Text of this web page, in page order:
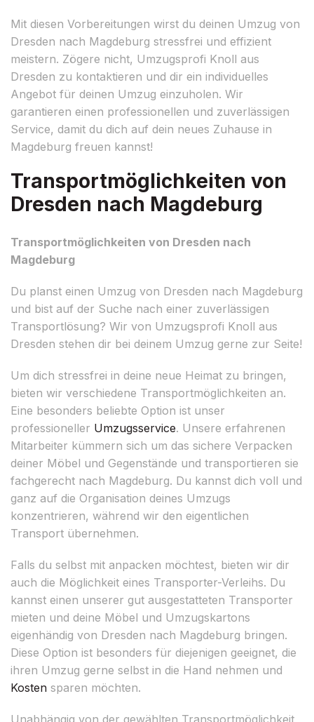
Mit diesen Vorbereitungen wirst du deinen Umzug von
Dresden nach Magdeburg stressfrei und effizient
meistern. Zögere nicht, Umzugsprofi Knoll aus
Dresden zu kontaktieren und dir ein individuelles
Angebot für deinen Umzug einzuholen. Wir
garantieren einen professionellen und zuverlässigen
Service, damit du dich auf dein neues Zuhause in
Magdeburg freuen kannst!
Transportmöglichkeiten von
Dresden nach Magdeburg
Transportmöglichkeiten von Dresden nach
Magdeburg
Du planst einen Umzug von Dresden nach Magdeburg
und bist auf der Suche nach einer zuverlässigen
Transportlösung? Wir von Umzugsprofi Knoll aus
Dresden stehen dir bei deinem Umzug gerne zur Seite!
Um dich stressfrei in deine neue Heimat zu bringen,
bieten wir verschiedene Transportmöglichkeiten an.
Eine besonders beliebte Option ist unser
professioneller Umzugsservice. Unsere erfahrenen
Mitarbeiter kümmern sich um das sichere Verpacken
deiner Möbel und Gegenstände und transportieren sie
fachgerecht nach Magdeburg. Du kannst dich voll und
ganz auf die Organisation deines Umzugs
konzentrieren, während wir den eigentlichen
Transport übernehmen.
Falls du selbst mit anpacken möchtest, bieten wir dir
auch die Möglichkeit eines Transporter-Verleihs. Du
kannst einen unserer gut ausgestatteten Transporter
mieten und deine Möbel und Umzugskartons
eigenhändig von Dresden nach Magdeburg bringen.
Diese Option ist besonders für diejenigen geeignet, die
ihren Umzug gerne selbst in die Hand nehmen und
Kosten sparen möchten.
Unabhängig von der gewählten Transportmöglichkeit